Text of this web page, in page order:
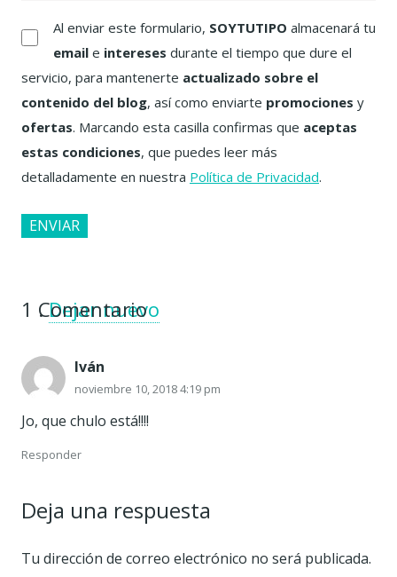
Al enviar este formulario, SOYTUTIPO almacenará tu
emaile intereses durante el tiempo que dure el
servicio, para mantenerte actualizado sobre el
contenido del blog, así como enviarte promociones y
ofertas. Marcando esta casilla confirmas que aceptas
estas condiciones, que puedes leer más
detalladamente en nuestra Política de Privacidad.
1 Comentario
. Dejar nuevo
Iván
noviembre 10, 2018 4:19 pm
Jo, que chulo está!!!!
Responder
Deja una respuesta
Tu dirección de correo electrónico no será publicada.